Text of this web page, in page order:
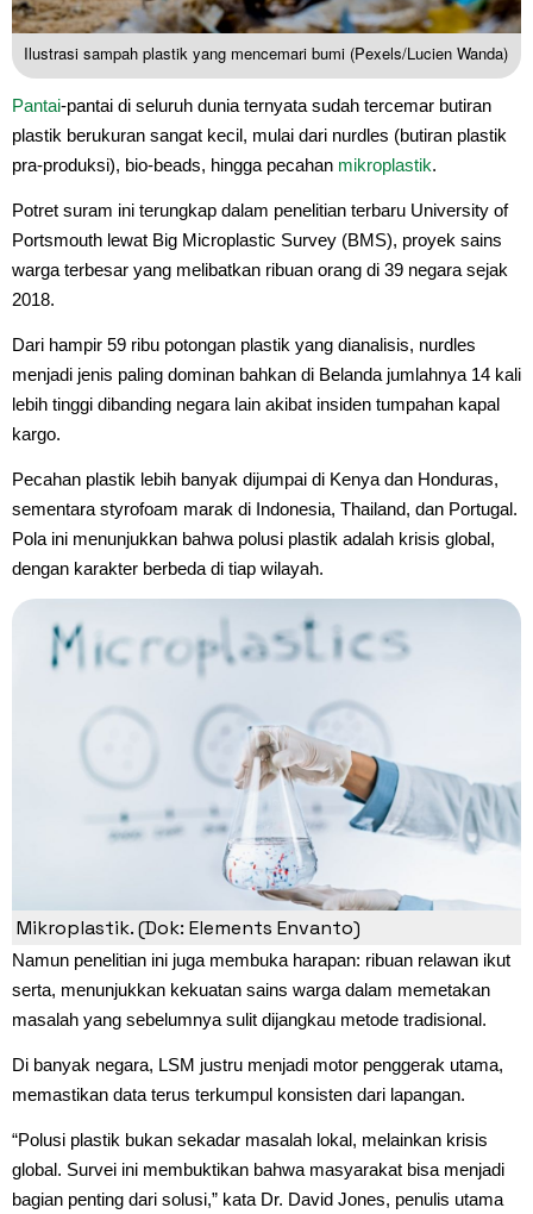
Ilustrasi sampah plastik yang mencemari bumi (Pexels/Lucien Wanda)
Pantai-pantai di seluruh dunia ternyata sudah tercemar butiran
plastik berukuran sangat kecil, mulai dari nurdles (butiran plastik
pra-produksi), bio-beads, hingga pecahan mikroplastik.
Potret suram ini terungkap dalam penelitian terbaru University of
Portsmouth lewat Big Microplastic Survey (BMS), proyek sains
warga terbesar yang melibatkan ribuan orang di 39 negara sejak
2018.
Dari hampir 59 ribu potongan plastik yang dianalisis, nurdles
menjadi jenis paling dominan bahkan di Belanda jumlahnya 14 kali
lebih tinggi dibanding negara lain akibat insiden tumpahan kapal
kargo.
Pecahan plastik lebih banyak dijumpai di Kenya dan Honduras,
sementara styrofoam marak di Indonesia, Thailand, dan Portugal.
Pola ini menunjukkan bahwa polusi plastik adalah krisis global,
dengan karakter berbeda di tiap wilayah.
Mikroplastik. (Dok: Elements Envanto)
Namun penelitian ini juga membuka harapan: ribuan relawan ikut
serta, menunjukkan kekuatan sains warga dalam memetakan
masalah yang sebelumnya sulit dijangkau metode tradisional.
Di banyak negara, LSM justru menjadi motor penggerak utama,
memastikan data terus terkumpul konsisten dari lapangan.
“Polusi plastik bukan sekadar masalah lokal, melainkan krisis
global. Survei ini membuktikan bahwa masyarakat bisa menjadi
bagian penting dari solusi,” kata Dr. David Jones, penulis utama